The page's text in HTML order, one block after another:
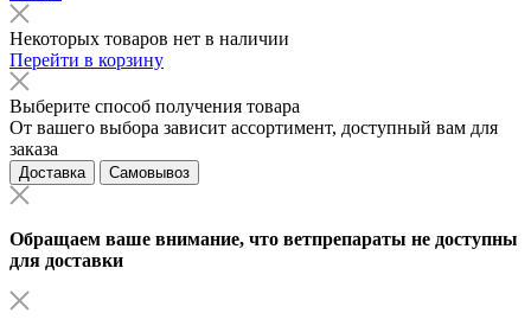
Некоторых товаров нет в наличии
Перейти в корзину
Выберите способ получения товара
От вашего выбора зависит ассортимент, доступный вам для
заказа
Доставка Самовывоз
Обращаем ваше внимание, что ветпрепараты не доступны
для доставки